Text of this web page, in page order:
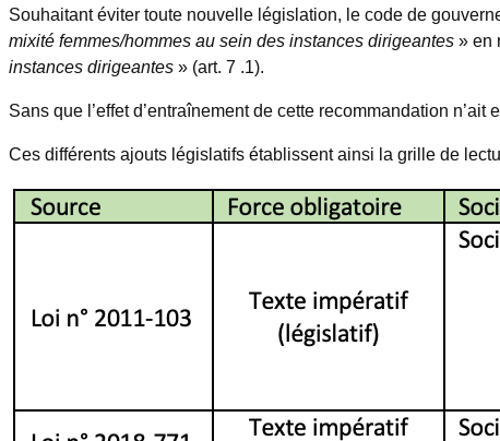
Souhaitant éviter toute nouvelle législation, le code de
mixité femmes/hommes au sein des instances dirigeantes» en
instances dirigeantes» (art. 7 .1).
Sans que l’effet d’entraînement de cette recommandation
Ces différents ajouts législatifs établissent ainsi la grille de